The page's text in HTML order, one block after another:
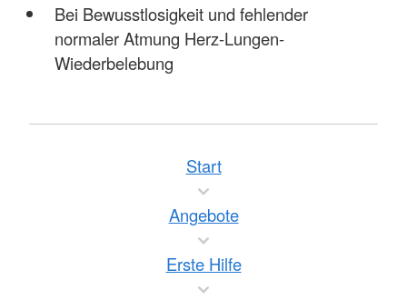
Bei Bewusstlosigkeit und fehlender
normaler Atmung Herz-Lungen-
Wiederbelebung
Start
Angebote
Erste Hilfe